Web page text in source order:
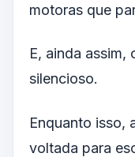
motoras que
E, ainda assim,
silencioso.
Enquanto isso,
voltada para